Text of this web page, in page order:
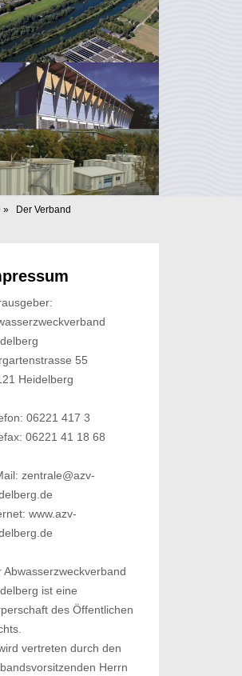
» Der Verband
55
Heidelberg
06221 417 3
06221 41 18 68
zentrale@azv-
www.azv-
Abwasserzweckverband
ist eine
des Öffentlichen
vertreten durch den
Herrn